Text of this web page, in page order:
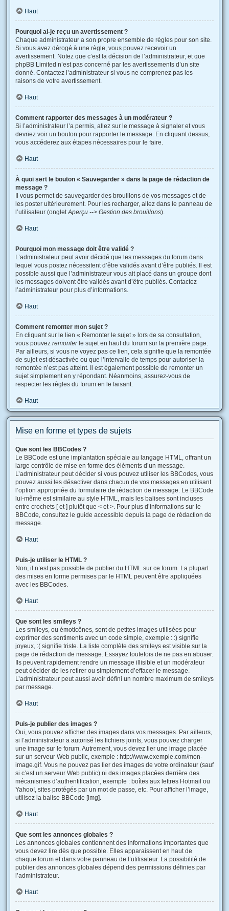
Haut
Pourquoi ai-je reçu un avertissement ?
Chaque administrateur a son propre ensemble de règles pour son site.
Si vous avez dérogé à une règle, vous pouvez recevoir un
avertissement. Notez que c’est la décision de l’administrateur, et que
phpBB Limited n’est pas concerné par les avertissements d’un site
donné. Contactez l’administrateur si vous ne comprenez pas les
raisons de votre avertissement.
Haut
Comment rapporter des messages à un modérateur ?
Si l’administrateur l’a permis, allez sur le message à signaler et vous
devriez voir un bouton pour rapporter le message. En cliquant dessus,
vous accéderez aux étapes nécessaires pour le faire.
Haut
À quoi sert le bouton « Sauvegarder » dans la page de rédaction de
message ?
Il vous permet de sauvegarder des brouillons de vos messages et de
les poster ultérieurement. Pour les recharger, allez dans le panneau de
l’utilisateur (ongletAperçu --> Gestion des brouillons).
Haut
Pourquoi mon message doit être validé ?
L’administrateur peut avoir décidé que les messages du forum dans
lequel vous postez nécessitent d’être validés avant d’être publiés. Il est
possible aussi que l’administrateur vous ait placé dans un groupe dont
les messages doivent être validés avant d’être publiés. Contactez
l’administrateur pour plus d’informations.
Haut
Comment remonter mon sujet ?
En cliquant sur le lien « Remonter le sujet » lors de sa consultation,
vous pouvez remonterle sujet en haut du forum sur la première page.
Par ailleurs, si vous ne voyez pas ce lien, cela signifie que la remontée
de sujet est désactivée ou que l’intervalle de temps pour autoriser la
remontée n’est pas atteint. Il est également possible de remonter un
sujet simplement en y répondant. Néanmoins, assurez-vous de
respecter les règles du forum en le faisant.
Haut
Mise en forme et types de sujets
Que sont les BBCodes ?
Le BBCode est une implantation spéciale au langage HTML, offrant un
large contrôle de mise en forme des éléments d’un message.
L’administrateur peut décider si vous pouvez utiliser les BBCodes, vous
pouvez aussi les désactiver dans chacun de vos messages en utilisant
l’option appropriée du formulaire de rédaction de message. Le BBCode
lui-même est similaire au style HTML, mais les balises sont incluses
entre crochets [ et ] plutôt que < et >. Pour plus d’informations sur le
BBCode, consultez le guide accessible depuis la page de rédaction de
message.
Haut
Puis-je utiliser le HTML ?
Non, il n’est pas possible de publier du HTML sur ce forum. La plupart
des mises en forme permises par le HTML peuvent être appliquées
avec les BBCodes.
Haut
Que sont les smileys ?
Les smileys, ou émoticônes, sont de petites images utilisées pour
exprimer des sentiments avec un code simple, exemple : :) signifie
joyeux, :( signifie triste. La liste complète des smileys est visible sur la
page de rédaction de message. Essayez toutefois de ne pas en abuser.
Ils peuvent rapidement rendre un message illisible et un modérateur
peut décider de les retirer ou simplement d’effacer le message.
L’administrateur peut aussi avoir défini un nombre maximum de smileys
par message.
Haut
Puis-je publier des images ?
Oui, vous pouvez afficher des images dans vos messages. Par ailleurs,
si l’administrateur a autorisé les fichiers joints, vous pouvez charger
une image sur le forum. Autrement, vous devez lier une image placée
sur un serveur Web public, exemple : http://www.exemple.com/mon-
image.gif. Vous ne pouvez pas lier des images de votre ordinateur (sauf
si c’est un serveur Web public) ni des images placées derrière des
mécanismes d’authentification, exemple : boîtes aux lettres Hotmail ou
Yahoo!, sites protégés par un mot de passe, etc. Pour afficher l’image,
utilisez la balise BBCode [img].
Haut
Que sont les annonces globales ?
Les annonces globales contiennent des informations importantes que
vous devez lire dès que possible. Elles apparaissent en haut de
chaque forum et dans votre panneau de l’utilisateur. La possibilité de
publier des annonces globales dépend des permissions définies par
l’administrateur.
Haut